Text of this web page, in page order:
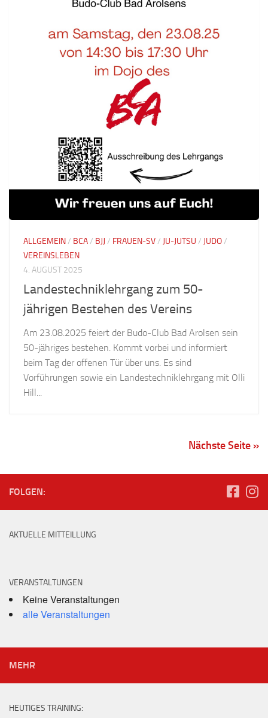
ALLGEMEIN/ BCA/ BJJ / FRAUEN-SV/ JU-JUTSU / JUDO/
VEREINSLEBEN
4. AUGUST 2025
Landestechniklehrgang zum 50-
jährigen Bestehen des Vereins
Am 23.08.2025 feiert der Budo-Club Bad Arolsen sein
50-jähriges bestehen. Kommt vorbei und informiert
beim Tag der offenen Tür über uns. Es sind
Vorführungen sowie ein Landestechniklehrgang mit Olli
Hill...
Nächste Seite »
FOLGEN:
AKTUELLE MITTEILLUNG
VERANSTALTUNGEN
Keine Veranstaltungen
alle Veranstaltungen
MEHR
HEUTIGES TRAINING: